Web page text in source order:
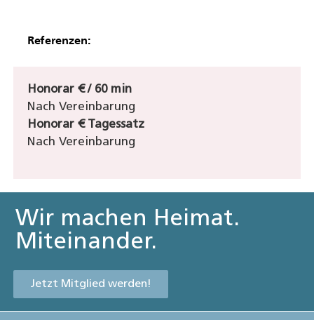
Referenzen:
Honorar € / 60 min
Nach Vereinbarung
Honorar € Tagessatz
Nach Vereinbarung
Wir machen Heimat.
Miteinander.
Jetzt Mitglied werden!